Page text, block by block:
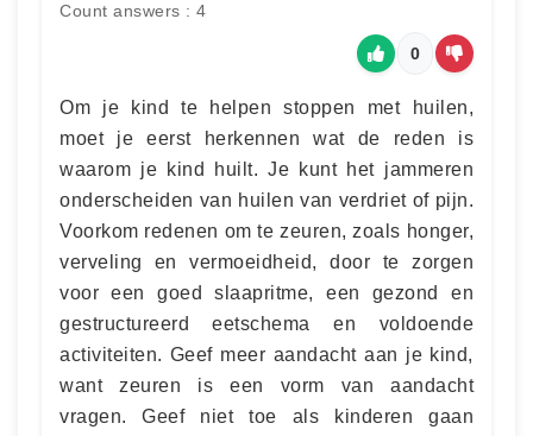
Count answers : 4
0
Om je kind te helpen stoppen met huilen,
moet je eerst herkennen wat de reden is
waarom je kind huilt. Je kunt het jammeren
onderscheiden van huilen van verdriet of pijn.
Voorkom redenen om te zeuren, zoals honger,
verveling en vermoeidheid, door te zorgen
voor een goed slaapritme, een gezond en
gestructureerd eetschema en voldoende
activiteiten. Geef meer aandacht aan je kind,
want zeuren is een vorm van aandacht
vragen. Geef niet toe als kinderen gaan